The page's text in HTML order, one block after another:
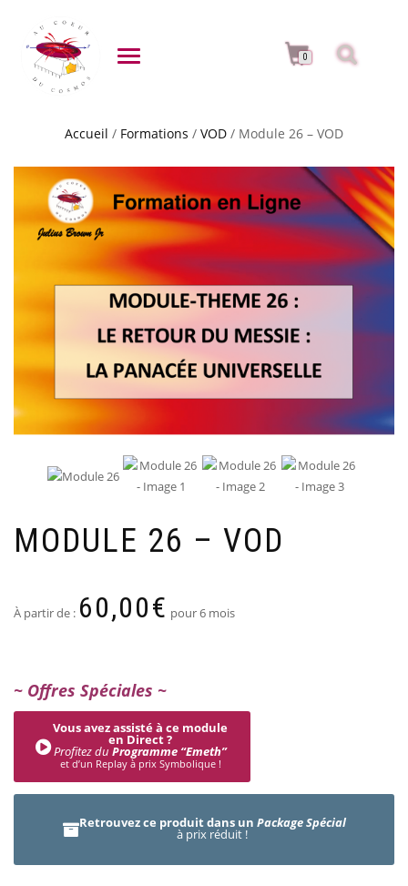
DÉPLIER LA NAVIGATION 0
Accueil / Formations / VOD / Module 26 – VOD
MODULE 26 – VOD
À partir de : 60,00€ pour 6 mois
~ Offres Spéciales ~
Vous avez assisté à ce module
en Direct ?
Profitez du Programme “Emeth”
et d’un Replay à prix Symbolique !
Retrouvez ce produit dans un Package Spécial
à prix réduit !